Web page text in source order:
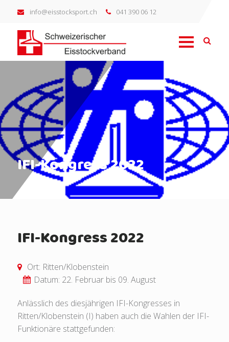
info@eisstocksport.ch 041 390 06 12
IFI-Kongress 2022
IFI-Kongress 2022
Ort: Ritten/Klobenstein
Datum: 22. Februar bis 09. August
Anlässlich des diesjährigen IFI-Kongresses in
Ritten/Klobenstein (I) haben auch die Wahlen der IFI-
Funktionäre stattgefunden: